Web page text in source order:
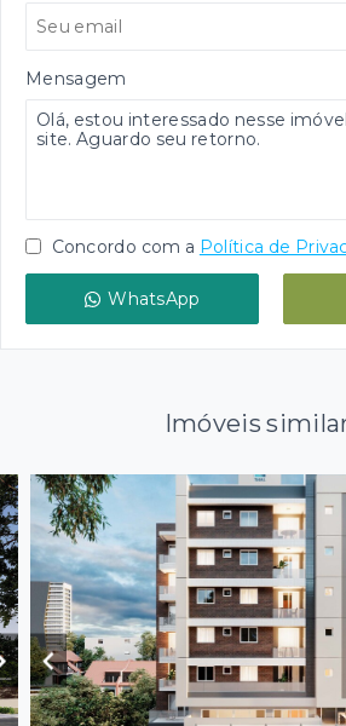
Mensagem
Concordo com a Política de
WhatsApp
Imóveis